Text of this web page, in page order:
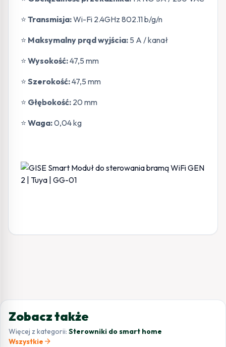
⭐ Transmisja:Wi-Fi 2.4GHz 802.11 b/g/n
⭐ Maksymalny prąd wyjścia: 5 A / kanał
⭐ Wysokość:47,5 mm
⭐ Szerokość:47,5 mm
⭐ Głębokość: 20 mm
⭐ Waga:0,04 kg
Zobacz także
Więcej z kategorii: Sterowniki do smart home
Wszystkie arrow_forward